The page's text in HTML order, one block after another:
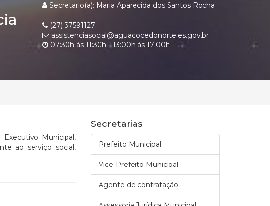
Secretario(a): Maria Aparecida dos Santos Rocha
(27) 37591127
assistenciasocial@aguadocedonorte.es.gov.br
07:30h às 11:30h - 13:00h às 17:00h
Municipal,
ao serviço social,
Secretarias
Prefeito Municipal
Vice-Prefeito Municipal
Agente de contratação